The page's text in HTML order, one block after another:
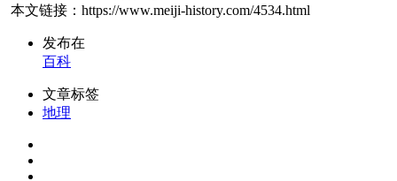
本文链接：https://www.meiji-history.com/4534.html
发布在
百科
文章标签
地理